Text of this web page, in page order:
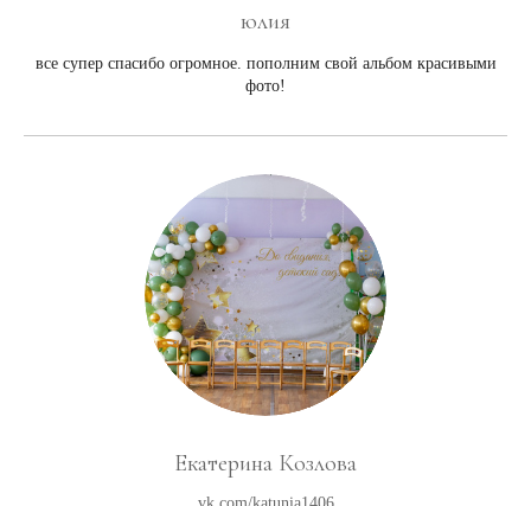
юлия
все супер спасибо огромное. пополним свой альбом красивыми
фото!
Екатерина Козлова